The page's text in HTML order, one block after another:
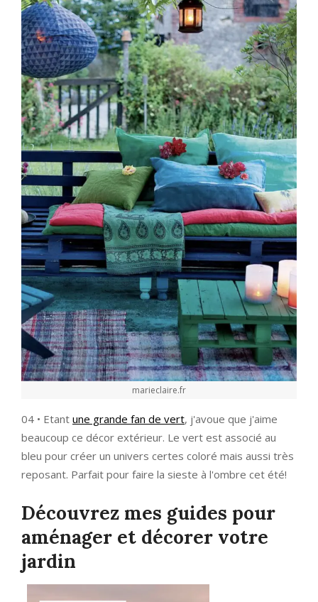
marieclaire.fr
04 • Etant une grande fan de vert, j'avoue que j'aime
beaucoup ce décor extérieur. Le vert est associé au
bleu pour créer un univers certes coloré mais aussi très
reposant. Parfait pour faire la sieste à l'ombre cet été!
Découvrez mes guides pour
aménager et décorer votre
jardin